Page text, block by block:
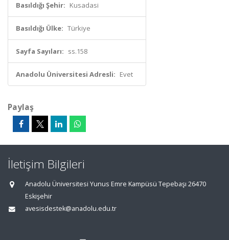
Basıldığı Şehir: Kusadasi
Basıldığı Ülke: Türkiye
Sayfa Sayıları: ss.158
Anadolu Üniversitesi Adresli: Evet
Paylaş
İletişim Bilgileri
Anadolu Üniversitesi Yunus Emre Kampüsü Tepebaşı 26470
Eskişehir
avesisdestek@anadolu.edu.tr